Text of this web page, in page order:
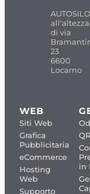
all'altezza
di via
23
6600
Locarno
WEB
Siti Web
Grafica
Pubblicitaria
eCommerce
Hosting
Web
Supporto
in